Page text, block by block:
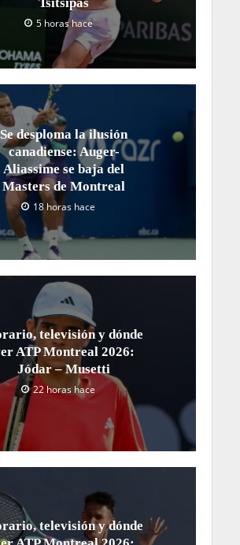
Tsitsipas
5 horas hace
Se desploma la ilusión
canadiense: Auger-
Aliassime se baja del
Masters de Montreal
18 horas hace
televisión y dónde
ATP Montreal 2026:
Jódar – Musetti
22 horas hace
televisión y dónde